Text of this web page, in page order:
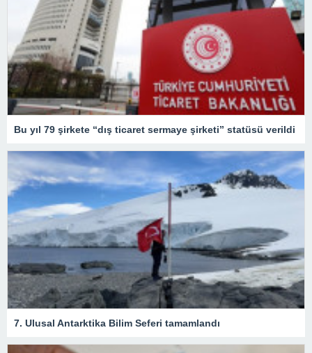
Bu yıl 79 şirkete “dış ticaret sermaye şirketi” statüsü verildi
7. Ulusal Antarktika Bilim Seferi tamamlandı